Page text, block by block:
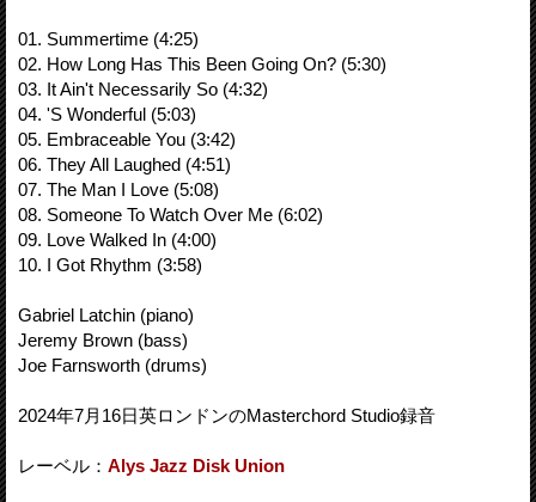
01. Summertime (4:25)
02. How Long Has This Been Going On? (5:30)
03. It Ain't Necessarily So (4:32)
04. 'S Wonderful (5:03)
05. Embraceable You (3:42)
06. They All Laughed (4:51)
07. The Man I Love (5:08)
08. Someone To Watch Over Me (6:02)
09. Love Walked In (4:00)
10. I Got Rhythm (3:58)
Gabriel Latchin (piano)
Jeremy Brown (bass)
Joe Farnsworth (drums)
2024年7月16日英ロンドンのMasterchord Studio録音
レーベル： Alys Jazz Disk Union